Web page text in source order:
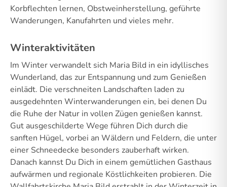
Korbflechten lernen, Obstweinherstellung, geführte
Wanderungen, Kanufahrten und vieles mehr.
Winteraktivitäten
Im Winter verwandelt sich Maria Bild in ein idyllisches
Wunderland, das zur Entspannung und zum Genießen
einlädt. Die verschneiten Landschaften laden zu
ausgedehnten Winterwanderungen ein, bei denen Du
die Ruhe der Natur in vollen Zügen genießen kannst.
Gut ausgeschilderte Wege führen Dich durch die
sanften Hügel, vorbei an Wäldern und Feldern, die unter
einer Schneedecke besonders zauberhaft wirken.
Danach kannst Du Dich in einem gemütlichen Gasthaus
aufwärmen und regionale Köstlichkeiten probieren. Die